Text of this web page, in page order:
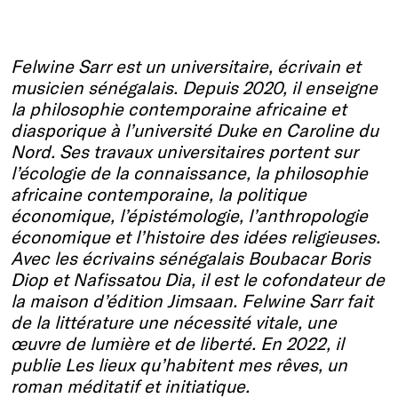
Felwine Sarr est un universitaire, écrivain et
musicien sénégalais. Depuis 2020, il enseigne
la philosophie contemporaine africaine et
diasporique à l’université Duke en Caroline du
Nord. Ses travaux universitaires portent sur
l’écologie de la connaissance, la philosophie
africaine contemporaine, la politique
économique, l’épistémologie, l’anthropologie
économique et l’histoire des idées religieuses.
Avec les écrivains sénégalais Boubacar Boris
Diop et Nafissatou Dia, il est le cofondateur de
la maison d’édition Jimsaan. Felwine Sarr fait
de la littérature une nécessité vitale, une
œuvre de lumière et de liberté. En 2022, il
publie Les lieux qu’habitent mes rêves, un
roman méditatif et initiatique.